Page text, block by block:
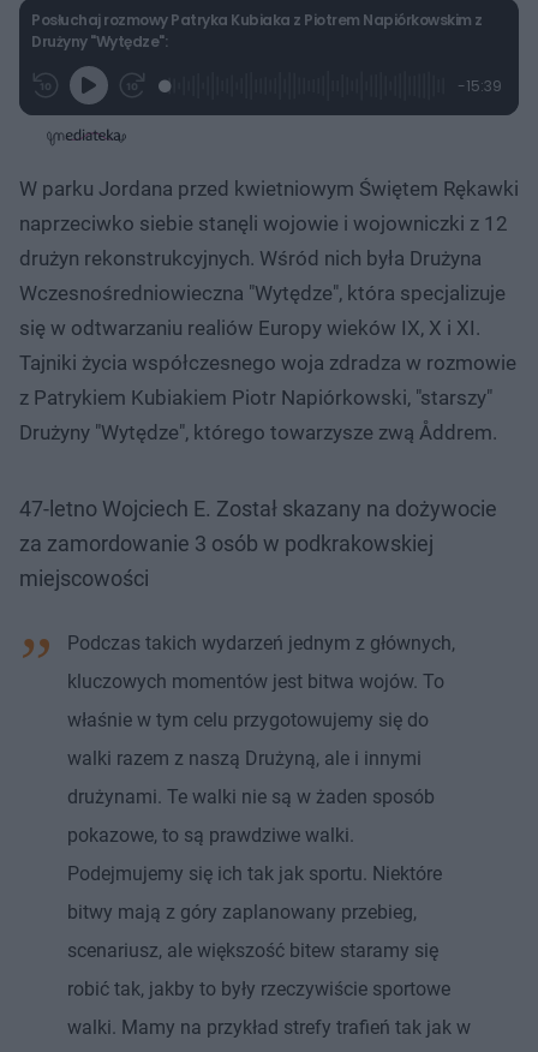
Posłuchaj rozmowy Patryka Kubiaka z Piotrem Napiórkowskim z
Drużyny "Wytędze":
G
j
P
z
e
w
1
s
o
u
u
z
1
0
s
o
p
r
o
u
L
o
a
1
.
5
9
%
P
o
y
c
z
a
s
-15:39
W parku Jordana przed kwietniowym Świętem Rękawki
naprzeciwko siebie stanęli wojowie i wojowniczki z 12
drużyn rekonstrukcyjnych. Wśród nich była Drużyna
Wczesnośredniowieczna "Wytędze", która specjalizuje
się w odtwarzaniu realiów Europy wieków IX, X i XI.
Tajniki życia współczesnego woja zdradza w rozmowie
z Patrykiem Kubiakiem Piotr Napiórkowski, "starszy"
Drużyny "Wytędze", którego towarzysze zwą Åddrem.
47-letno Wojciech E. Został skazany na dożywocie
za zamordowanie 3 osób w podkrakowskiej
miejscowości
Podczas takich wydarzeń jednym z głównych,
kluczowych momentów jest bitwa wojów. To
właśnie w tym celu przygotowujemy się do
walki razem z naszą Drużyną, ale i innymi
drużynami. Te walki nie są w żaden sposób
pokazowe, to są prawdziwe walki.
Podejmujemy się ich tak jak sportu. Niektóre
bitwy mają z góry zaplanowany przebieg,
scenariusz, ale większość bitew staramy się
robić tak, jakby to były rzeczywiście sportowe
walki. Mamy na przykład strefy trafień tak jak w